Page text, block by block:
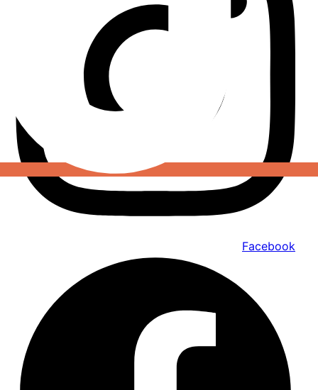
Facebook